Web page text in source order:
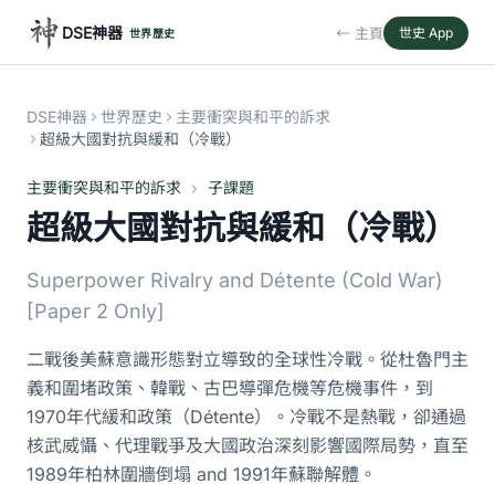
DSE神器 世界歷史 ← 主頁 世史 App
DSE神器 世界歷史
主要衝突與和平的訴求
超級大國對抗與緩和（冷戰）
主要衝突與和平的訴求 子課題
超級大國對抗與緩和（冷戰）
Superpower Rivalry and Détente (Cold War)
[Paper 2 Only]
二戰後美蘇意識形態對立導致的全球性冷戰。從杜魯門主
義和圍堵政策、韓戰、古巴導彈危機等危機事件，到
1970年代緩和政策（Détente）。冷戰不是熱戰，卻通過
核武威懾、代理戰爭及大國政治深刻影響國際局勢，直至
1989年柏林圍牆倒塌 and 1991年蘇聯解體。